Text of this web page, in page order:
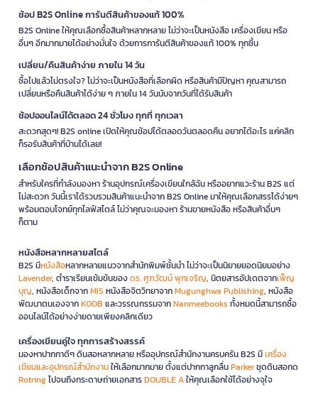
ช้อป B2S Online การันตีสินค้าของแท้ 100%
B2S Online ให้คุณเลือกซื้อสินค้าหลากหลาย ไม่ว่าจะเป็นหนังสือ เครื่องเขียน หรือ
อื่นๆ อีกมากมายได้อย่างมั่นใจ ด้วยการการันตีสินค้าของแท้ 100% ทุกชิ้น
เปลี่ยน/คืนสินค้าง่าย ภายใน 14 วัน
ซื้อไปแล้วไม่ตรงใจ? ไม่ว่าจะเป็นหนังสือที่เลือกผิด หรือสินค้ามีปัญหา คุณสามารถ
เปลี่ยนหรือคืนสินค้าได้ง่าย ๆ ภายใน 14 วันนับจากวันที่ได้รับสินค้า
ช้อปออนไลน์ได้ตลอด 24 ชั่วโมง ทุกที่ ทุกเวลา
สะดวกสุดๆ! B2S online เปิดให้คุณช้อปได้ตลอดวันตลอดคืน อยากได้อะไร แค่คลิก
ก็รอรับสินค้าที่บ้านได้เลย!
เลือกช้อปสินค้าแนะนำจาก B2S Online
สำหรับใครที่กำลังมองหา ร้านอุปกรณ์เครื่องเขียนใกล้ฉัน หรืออยากแวะร้าน B2S แต่
ไม่สะดวก วันนี้เราได้รวบรวมสินค้าแนะนำจาก B2S Online มาให้คุณเลือกสรรได้ง่ายๆ
พร้อมตอบโจทย์ทุกไลฟ์สไตล์ ไม่ว่าคุณจะมองหา ร้านขายหนังสือ หรือสินค้าอื่นๆ
ก็ตาม
หนังสือหลากหลายสไตล์
B2S มีหนังสือหลากหลายแนวจากสำนักพิมพ์ชั้นนำ ไม่ว่าจะเป็นนิยายยอดนิยมอย่าง
Lavender, ตำราเรียนเข้มข้นของดร. ศุภวัฒน์ พุกเจริญ, นิตยสารอัปเดตจากเพ็ญ
บุญ, หนังสือเด็กจากMIS หนังสือจิตวิทยาจากMugunghwa Publishing, หนังสือ
พัฒนาตนเองจากKOOB และวรรณกรรมจากNanmeebooks ทั้งหมดนี้สามารถซื้อ
ออนไลน์ได้อย่างง่ายดายเพียงคลิกเดียว
เครื่องเขียนคู่ใจ ทุกการสร้างสรรค์
มองหาปากกาดีๆ ดินสอหลากหลาย หรืออุปกรณ์สำนักงานครบครัน B2S มีเครื่อง
เขียนและอุปกรณ์สำนักงานให้เลือกมากมาย ตั้งแต่ปากกาลูกลื่นParkerชุดดินสอกด
Rotringไปจนถึงกระดาษถ่ายเอกสารDOUBLE Aให้คุณเลือกใช้ได้อย่างจุใจ